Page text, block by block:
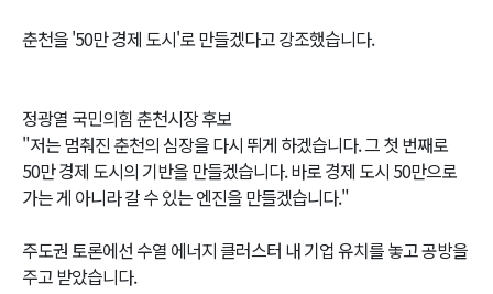
춘천을 '50만 경제 도시'로 만들겠다고 강조했습니다.
정광열 국민의힘 춘천시장 후보
"저는 멈춰진 춘천의 심장을 다시 뛰게 하겠습니다. 그 첫 번째로
50만 경제 도시의 기반을 만들겠습니다. 바로 경제 도시 50만으로
가는 게 아니라 갈 수 있는 엔진을 만들겠습니다."
주도권 토론에선 수열 에너지 클러스터 내 기업 유치를 놓고 공방을
주고 받았습니다.